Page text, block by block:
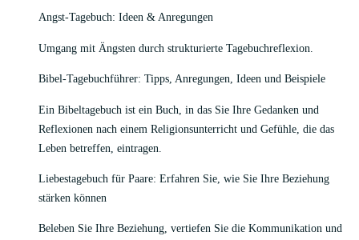
Angst-Tagebuch: Ideen & Anregungen
Umgang mit Ängsten durch strukturierte Tagebuchreflexion.
Bibel-Tagebuchführer: Tipps, Anregungen, Ideen und Beispiele
Ein Bibeltagebuch ist ein Buch, in das Sie Ihre Gedanken und
Reflexionen nach einem Religionsunterricht und Gefühle, die das
Leben betreffen, eintragen.
Liebestagebuch für Paare: Erfahren Sie, wie Sie Ihre Beziehung
stärken können
Beleben Sie Ihre Beziehung, vertiefen Sie die Kommunikation und